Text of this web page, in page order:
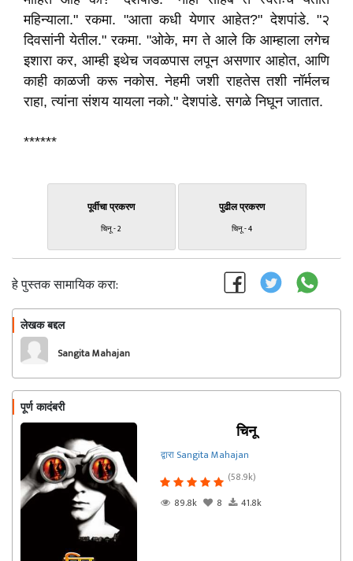
महिन्याला." रकमा. "आता कधी येणार आहेत?" देशपांडे. "२
दिवसांनी येतील." रकमा. "ओके, मग ते आले कि आम्हाला लगेच
इशारा कर, आम्ही इथेच जवळपास लपून असणार आहोत, आणि
काही काळजी करू नकोस. नेहमी जशी राहतेस तशी नॉर्मलच
राहा, त्यांना संशय यायला नको." देशपांडे. सगळे निघून जातात.
******
पूर्वीचा प्रकरण
चिनू - 2
पुढील प्रकरण
चिनू - 4
हे पुस्तक सामायिक करा:
लेखक बद्दल
Sangita Mahajan
पूर्ण कादंबरी
चिनू
द्वारा Sangita Mahajan
(58.9k)
89.8k
8 41.8k